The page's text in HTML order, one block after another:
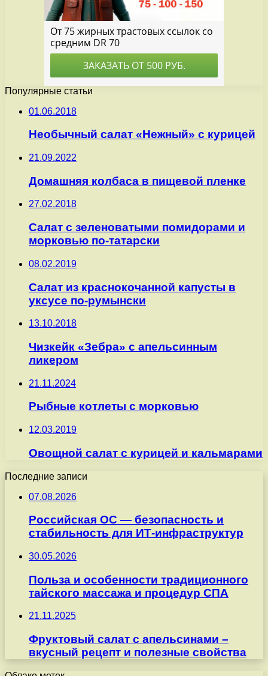
Популярные статьи
01.06.2018
Необычный салат «Нежный» с курицей
21.09.2022
Домашняя колбаса в пищевой пленке
27.02.2018
Салат с зеленоватыми помидорами и
морковью по-татарски
08.02.2019
Салат из краснокочанной капусты в
уксусе по-румынски
13.10.2018
Чизкейк «Зебра» с апельсинным
ликером
21.11.2024
Рыбные котлеты с морковью
12.03.2019
Овощной салат с курицей и кальмарами
Последние записи
07.08.2026
Российская ОС — безопасность и
стабильность для ИТ-инфраструктур
30.05.2026
Польза и особенности традиционного
тайского массажа и процедур СПА
21.11.2025
Фруктовый салат с апельсинами –
вкусный рецепт и полезные свойства